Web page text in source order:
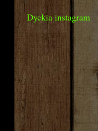
Dyckia instagram